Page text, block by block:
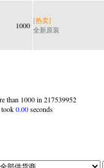
1000
[热卖]
全新原装
than 1000 in 217539952
took0.00seconds